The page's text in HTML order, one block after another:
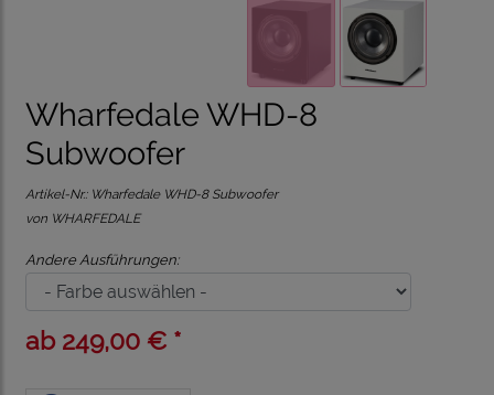
Wharfedale WHD-8
Subwoofer
Artikel-Nr.: Wharfedale WHD-8 Subwoofer
von WHARFEDALE
Andere Ausführungen:
ab 249,00 € *